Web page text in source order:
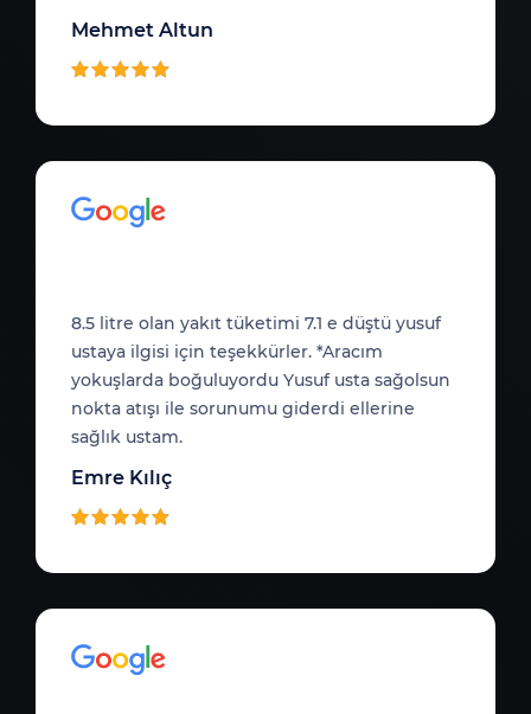
Mehmet Altun
8.5 litre olan yakıt tüketimi 7.1 e düştü yusuf
ustaya ilgisi için teşekkürler. *Aracım
yokuşlarda boğuluyordu Yusuf usta sağolsun
nokta atışı ile sorunumu giderdi ellerine
sağlık ustam.
Emre Kılıç